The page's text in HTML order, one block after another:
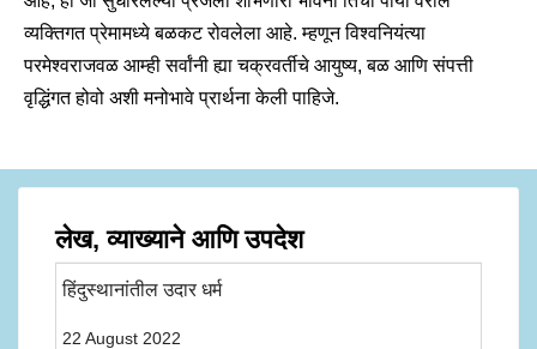
व्यक्तिगत प्रेमामध्ये बळकट रोवलेला आहे. म्हणून विश्वनियंत्या
परमेश्वराजवळ आम्ही सर्वांनी ह्या चक्रवर्तीचे आयुष्य, बळ आणि संपत्ती
वृद्धिंगत होवो अशी मनोभावे प्रार्थना केली पाहिजे.
लेख, व्याख्याने आणि उपदेश
हिंदुस्थानांतील उदार धर्म
22 August 2022